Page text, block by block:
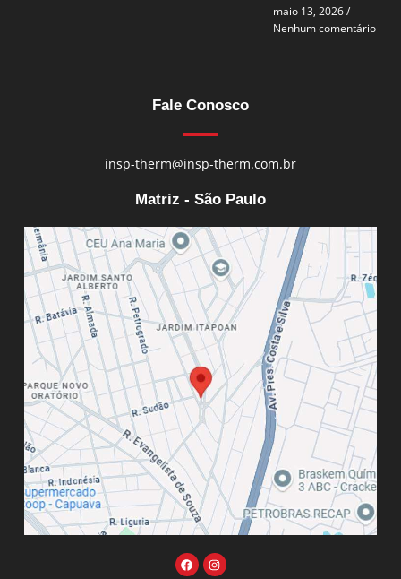
maio 13, 2026
Nenhum comentário
Fale Conosco
insp-therm@insp-therm.com.br
Matriz - São Paulo